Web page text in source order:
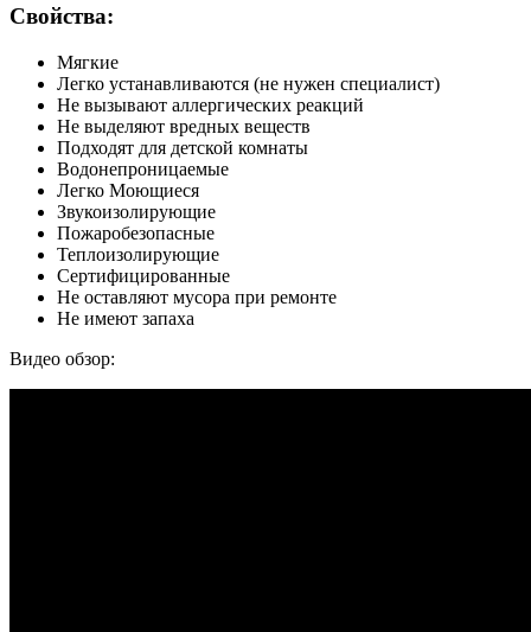
Свойства:
Мягкие
Легко устанавливаются (не нужен специалист)
Не вызывают аллергических реакций
Не выделяют вредных веществ
Подходят для детской комнаты
Водонепроницаемые
Легко Моющиеся
Звукоизолирующие
Пожаробезопасные
Теплоизолирующие
Сертифицированные
Не оставляют мусора при ремонте
Не имеют запаха
Видео обзор: